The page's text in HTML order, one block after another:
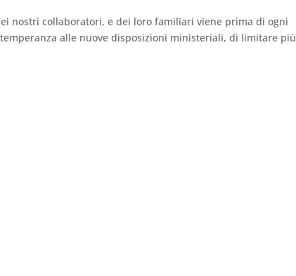
nostri collaboratori, e dei loro familiari viene prima di ogni
alle nuove disposizioni ministeriali, di limitare più